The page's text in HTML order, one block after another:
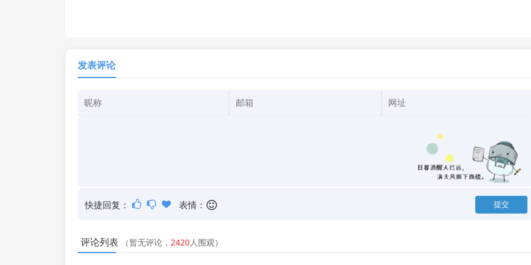
发表评论
快捷回复： 表情：
评论列表 （暂无评论， 2420人围观）